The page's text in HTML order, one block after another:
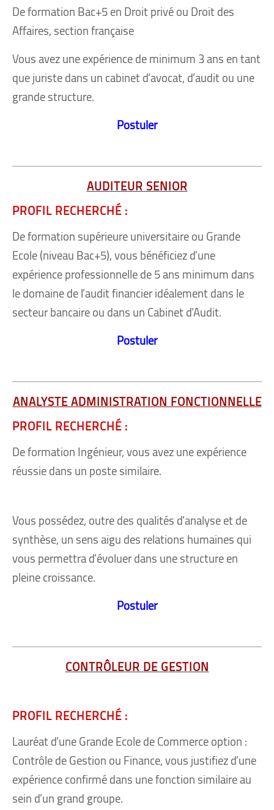
De formation Bac+5 en Droit privé ou Droit des
Affaires, section française
Vous avez une expérience de minimum 3 ans en tant
que juriste dans un cabinet d’avocat, d’audit ou une
grande structure.
Postuler
AUDITEUR SENIOR
PROFIL RECHERCHÉ :
De formation supérieure universitaire ou Grande
Ecole (niveau Bac+5), vous bénéficiez d’une
expérience professionnelle de 5 ans minimum dans
le domaine de l’audit financier idéalement dans le
secteur bancaire ou dans un Cabinet d’Audit.
Postuler
ANALYSTE ADMINISTRATION FONCTIONNELLE
PROFIL RECHERCHÉ :
De formation Ingénieur, vous avez une expérience
réussie dans un poste similaire.
Vous possédez, outre des qualités d’analyse et de
synthèse, un sens aigu des relations humaines qui
vous permettra d’évoluer dans une structure en
pleine croissance.
Postuler
CONTRÔLEUR DE GESTION
PROFIL RECHERCHÉ :
Lauréat d’une Grande Ecole de Commerce option :
Contrôle de Gestion ou Finance, vous justifiez d’une
expérience confirmé dans une fonction similaire au
sein d’un grand groupe.